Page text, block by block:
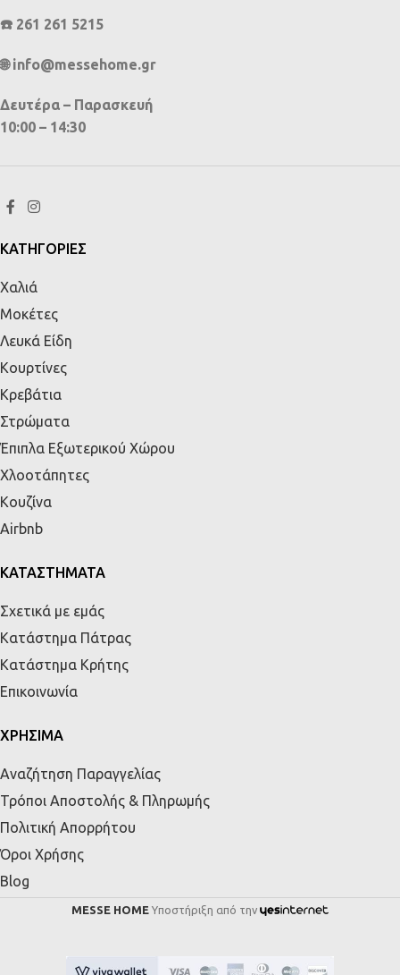
☎️ 261 261 5215
🌐 info@messehome.gr
Δευτέρα – Παρασκευή
10:00 – 14:30
ΚΑΤΗΓΟΡΙΕΣ
Χαλιά
Μοκέτες
Λευκά Είδη
Κουρτίνες
Κρεβάτια
Στρώματα
Έπιπλα Εξωτερικού Χώρου
Χλοοτάπητες
Κουζίνα
Airbnb
ΚΑΤΑΣΤΗΜΑΤΑ
Σχετικά με εμάς
Κατάστημα Πάτρας
Κατάστημα Κρήτης
Επικοινωνία
ΧΡΗΣΙΜΑ
Αναζήτηση Παραγγελίας
Τρόποι Αποστολής & Πληρωμής
Πολιτική Απορρήτου
Όροι Χρήσης
Blog
MESSE HOME Υποστήριξη από την